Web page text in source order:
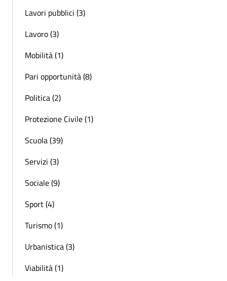
Lavori pubblici (3)
Lavoro (3)
Mobilità (1)
Pari opportunità (8)
Politica (2)
Protezione Civile (1)
Scuola (39)
Servizi (3)
Sociale (9)
Sport (4)
Turismo (1)
Urbanistica (3)
Viabilità (1)